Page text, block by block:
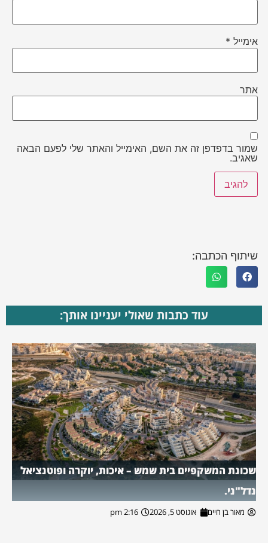
אימייל *
אתר
שמור בדפדפן זה את השם, האימייל והאתר שלי לפעם הבאה
שאגיב.
שיתוף הכתבה:
עוד כתבות שאולי יעניינו אותך:
שכונת המשקפיים בית שמש – איכות, יוקרה ופוטנציאל
נדל"ני.
מאור בן חיים אוגוסט 5, 2026 2:16 pm